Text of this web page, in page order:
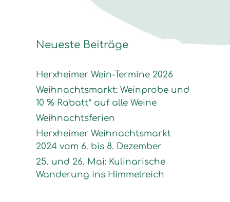
Neueste Beiträge
Herxheimer Wein-Termine 2026
Weihnachtsmarkt: Weinprobe und
10 % Rabatt* auf alle Weine
Weihnachtsferien
Herxheimer Weihnachtsmarkt
2024 vom 6. bis 8. Dezember
25. und 26. Mai: Kulinarische
Wanderung ins Himmelreich